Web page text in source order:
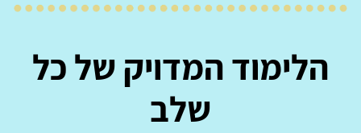
הלימוד המדויק של כל
שלב